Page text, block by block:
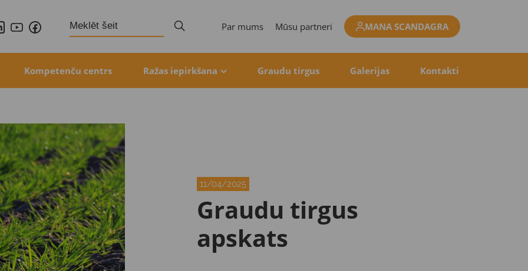
Search
for: Par mums Mūsu partneri MANA SCANDAGRA
Kompetenču centrs Ražas iepirkšana Graudu tirgus Galerijas Kontakti
11/04/2025
Graudu tirgus
apskats